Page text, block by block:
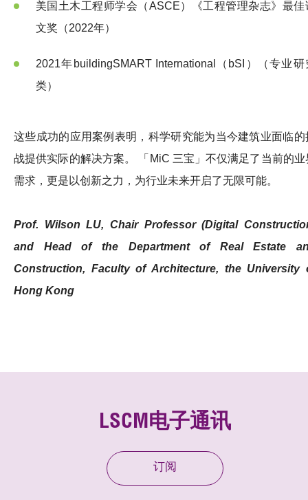
美国土木工程师学会（ASCE）《工程管理杂志》最佳
文奖（2022年）
2021年buildingSMART International（bSI）（专业研
类）
这些成功的应用案例表明，科学研究能为当今建筑业面临的
战提供实际的解决方案。 「MiC 三宝」不仅满足了当前的业
需求，更是以创新之力，为行业未来开启了无限可能。
Prof. Wilson LU, Chair Professor (Digital
and Head of the Department of Real Estate
Construction, Faculty of Architecture, the University
Hong Kong
LSCM电子通讯
订阅